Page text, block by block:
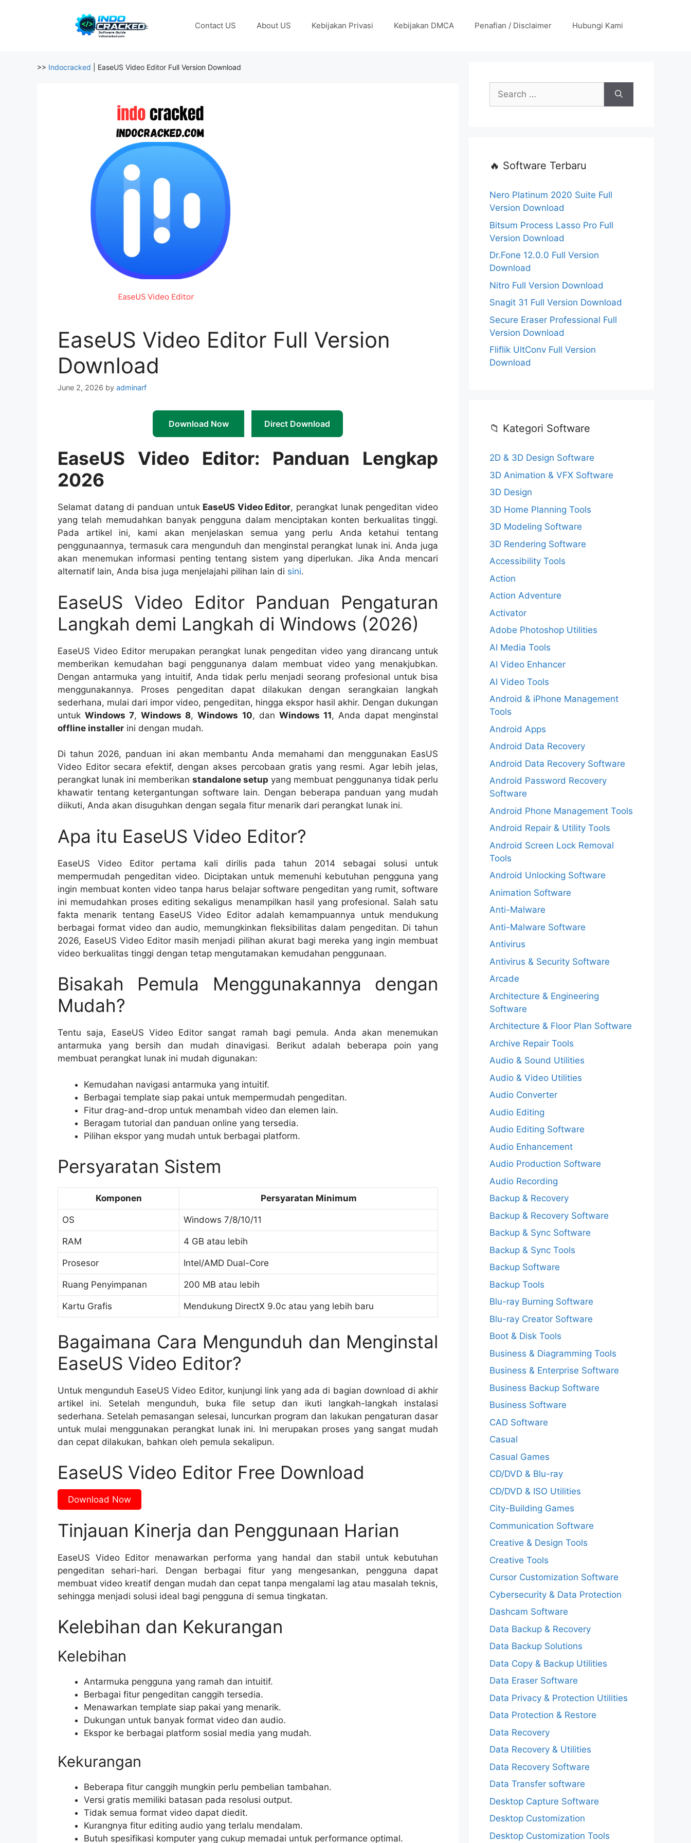
Contact US About US Kebijakan Privasi Kebijakan DMCA Penafian / Disclaimer Hubungi Kami
>> Indocracked EaseUS Video Editor Full Version Download
EaseUS Video Editor Full Version
Download
June 2, 2026 by adminarf
Download Now Direct Download
EaseUS Video Editor: Panduan Lengkap
2026
Selamat datang di panduan untuk EaseUS Video Editor, perangkat lunak pengeditan video
yang telah memudahkan banyak pengguna dalam menciptakan konten berkualitas tinggi.
Pada artikel ini, kami akan menjelaskan semua yang perlu Anda ketahui tentang
penggunaannya, termasuk cara mengunduh dan menginstal perangkat lunak ini. Anda juga
akan menemukan informasi penting tentang sistem yang diperlukan. Jika Anda mencari
alternatif lain, Anda bisa juga menjelajahi pilihan lain di sini.
EaseUS Video Editor Panduan Pengaturan
Langkah demi Langkah di Windows (2026)
EaseUS Video Editor merupakan perangkat lunak pengeditan video yang dirancang untuk
memberikan kemudahan bagi penggunanya dalam membuat video yang menakjubkan.
Dengan antarmuka yang intuitif, Anda tidak perlu menjadi seorang profesional untuk bisa
menggunakannya. Proses pengeditan dapat dilakukan dengan serangkaian langkah
sederhana, mulai dari impor video, pengeditan, hingga ekspor hasil akhir. Dengan dukungan
untukWindows 7,Windows 8,Windows 10, dan Windows 11, Anda dapat menginstal
offline installer ini dengan mudah.
Di tahun 2026, panduan ini akan membantu Anda memahami dan menggunakan EasUS
Video Editor secara efektif, dengan akses percobaan gratis yang resmi. Agar lebih jelas,
perangkat lunak ini memberikan standalone setup yang membuat penggunanya tidak perlu
khawatir tentang ketergantungan software lain. Dengan beberapa panduan yang mudah
diikuti, Anda akan disuguhkan dengan segala fitur menarik dari perangkat lunak ini.
Apa itu EaseUS Video Editor?
EaseUS Video Editor pertama kali dirilis pada tahun 2014 sebagai solusi untuk
mempermudah pengeditan video. Diciptakan untuk memenuhi kebutuhan pengguna yang
ingin membuat konten video tanpa harus belajar software pengeditan yang rumit, software
ini memudahkan proses editing sekaligus menampilkan hasil yang profesional. Salah satu
fakta menarik tentang EaseUS Video Editor adalah kemampuannya untuk mendukung
berbagai format video dan audio, memungkinkan fleksibilitas dalam pengeditan. Di tahun
2026, EaseUS Video Editor masih menjadi pilihan akurat bagi mereka yang ingin membuat
video berkualitas tinggi dengan tetap mengutamakan kemudahan penggunaan.
Bisakah Pemula Menggunakannya dengan
Mudah?
Tentu saja, EaseUS Video Editor sangat ramah bagi pemula. Anda akan menemukan
antarmuka yang bersih dan mudah dinavigasi. Berikut adalah beberapa poin yang
membuat perangkat lunak ini mudah digunakan:
Kemudahan navigasi antarmuka yang intuitif.
Berbagai template siap pakai untuk mempermudah pengeditan.
Fitur drag-and-drop untuk menambah video dan elemen lain.
Beragam tutorial dan panduan online yang tersedia.
Pilihan ekspor yang mudah untuk berbagai platform.
Persyaratan Sistem
Komponen Persyaratan Minimum
OS Windows 7/8/10/11
RAM 4 GB atau lebih
Prosesor Intel/AMD Dual-Core
Ruang Penyimpanan 200 MB atau lebih
Kartu Grafis Mendukung DirectX 9.0c atau yang lebih baru
Bagaimana Cara Mengunduh dan Menginstal
EaseUS Video Editor?
Untuk mengunduh EaseUS Video Editor, kunjungi link yang ada di bagian download di akhir
artikel ini. Setelah mengunduh, buka file setup dan ikuti langkah-langkah instalasi
sederhana. Setelah pemasangan selesai, luncurkan program dan lakukan pengaturan dasar
untuk mulai menggunakan perangkat lunak ini. Ini merupakan proses yang sangat mudah
dan cepat dilakukan, bahkan oleh pemula sekalipun.
EaseUS Video Editor Free Download
Download Now
Tinjauan Kinerja dan Penggunaan Harian
EaseUS Video Editor menawarkan performa yang handal dan stabil untuk kebutuhan
pengeditan sehari-hari. Dengan berbagai fitur yang mengesankan, pengguna dapat
membuat video kreatif dengan mudah dan cepat tanpa mengalami lag atau masalah teknis,
sehingga menjadi solusi ideal bagi pengguna di semua tingkatan.
Kelebihan dan Kekurangan
Kelebihan
Antarmuka pengguna yang ramah dan intuitif.
Berbagai fitur pengeditan canggih tersedia.
Menawarkan template siap pakai yang menarik.
Dukungan untuk banyak format video dan audio.
Ekspor ke berbagai platform sosial media yang mudah.
Kekurangan
Beberapa fitur canggih mungkin perlu pembelian tambahan.
Versi gratis memiliki batasan pada resolusi output.
Tidak semua format video dapat diedit.
Kurangnya fitur editing audio yang terlalu mendalam.
Butuh spesifikasi komputer yang cukup memadai untuk performance optimal.
Search
for:
🔥 Software Terbaru
Nero Platinum 2020 Suite Full
Version Download
Bitsum Process Lasso Pro Full
Version Download
Dr.Fone 12.0.0 Full Version
Download
Nitro Full Version Download
Snagit 31 Full Version Download
Secure Eraser Professional Full
Version Download
Fliflik UltConv Full Version
Download
📁 Kategori Software
2D & 3D Design Software
3D Animation & VFX Software
3D Design
3D Home Planning Tools
3D Modeling Software
3D Rendering Software
Accessibility Tools
Action
Action Adventure
Activator
Adobe Photoshop Utilities
AI Media Tools
AI Video Enhancer
AI Video Tools
Android & iPhone Management
Tools
Android Apps
Android Data Recovery
Android Data Recovery Software
Android Password Recovery
Software
Android Phone Management Tools
Android Repair & Utility Tools
Android Screen Lock Removal
Tools
Android Unlocking Software
Animation Software
Anti-Malware
Anti-Malware Software
Antivirus
Antivirus & Security Software
Arcade
Architecture & Engineering
Software
Architecture & Floor Plan Software
Archive Repair Tools
Audio & Sound Utilities
Audio & Video Utilities
Audio Converter
Audio Editing
Audio Editing Software
Audio Enhancement
Audio Production Software
Audio Recording
Backup & Recovery
Backup & Recovery Software
Backup & Sync Software
Backup & Sync Tools
Backup Software
Backup Tools
Blu-ray Burning Software
Blu-ray Creator Software
Boot & Disk Tools
Business & Diagramming Tools
Business & Enterprise Software
Business Backup Software
Business Software
CAD Software
Casual
Casual Games
CD/DVD & Blu-ray
CD/DVD & ISO Utilities
City-Building Games
Communication Software
Creative & Design Tools
Creative Tools
Cursor Customization Software
Cybersecurity & Data Protection
Dashcam Software
Data Backup & Recovery
Data Backup Solutions
Data Copy & Backup Utilities
Data Eraser Software
Data Privacy & Protection Utilities
Data Protection & Restore
Data Recovery
Data Recovery & Utilities
Data Recovery Software
Data Transfer software
Desktop Capture Software
Desktop Customization
Desktop Customization Tools